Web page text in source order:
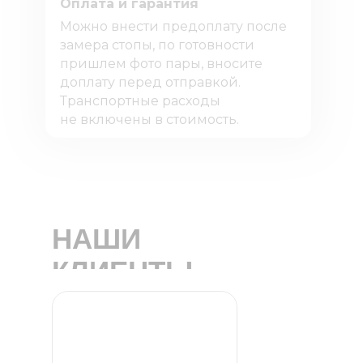
Оплата и гарантия
Можно внести предоплату после
замера стопы, по готовности
пришлем фото пары, вносите
доплату перед отправкой.
Транспортные расходы
не включены в стоимость.
НАШИ
КЛИЕНТЫ